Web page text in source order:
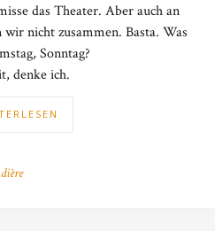
das Theater. Aber auch an
nicht zusammen. Basta. Was
Sonntag?
denke ich.